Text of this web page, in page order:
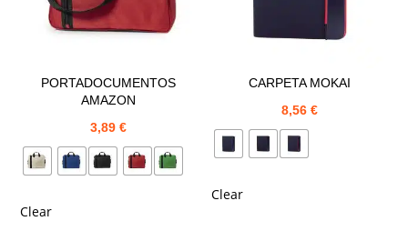
PORTADOCUMENTOS
AMAZON
3,89€
Clear
CARPETA MOKAI
8,56 €
Clear